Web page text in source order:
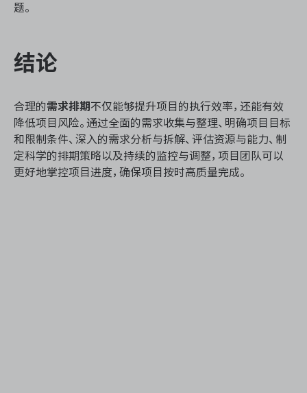
题。
结论
合理的需求排期 不仅能够提升项目的执行效率，还能有效
降低项目风险。通过全面的需求收集与整理、明确项目目标
和限制条件、深入的需求分析与拆解、评估资源与能力、制
定科学的排期策略以及持续的监控与调整，项目团队可以
更好地掌控项目进度，确保项目按时高质量完成。